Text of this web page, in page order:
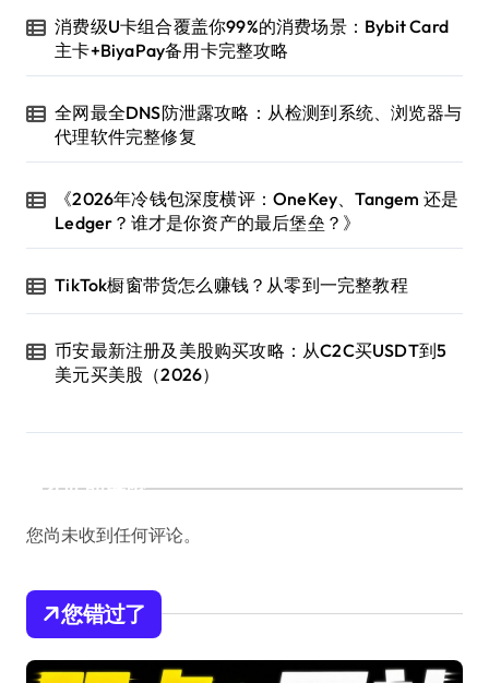
消费级U卡组合覆盖你99%的消费场景：Bybit Card
主卡+BiyaPay备用卡完整攻略
全网最全DNS防泄露攻略：从检测到系统、浏览器与
代理软件完整修复
《2026年冷钱包深度横评：OneKey、Tangem 还是
Ledger？谁才是你资产的最后堡垒？》
TikTok橱窗带货怎么赚钱？从零到一完整教程
币安最新注册及美股购买攻略：从C2C买USDT到5
美元买美股（2026）
近期评论
您尚未收到任何评论。
您错过了